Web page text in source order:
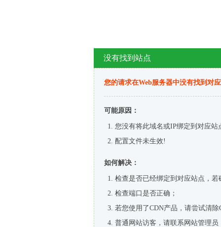
没有找到站点
您的请求在Web服务器中没有找到对
可能原因：
您没有将此域名或IP绑定到对应站
配置文件未生效!
如何解决：
检查是否已经绑定到对应站点，
检查端口是否正确；
若您使用了CDN产品，请尝试清除
普通网站访客，请联系网站管理员